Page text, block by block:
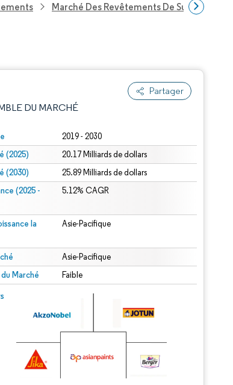
Marché Des Revêtements De Surface
Partager
DU MARCHÉ
2019 - 2030
(2025) 20.17 Milliards de dollars
(2030) 25.89 Milliards de dollars
(2025 -
5.12% CAGR
la
Asie-Pacifique
Asie-Pacifique
Marché Faible
La réutilisation nécessite une attribution sous CC BY 4.0.
CC BY 4.0.